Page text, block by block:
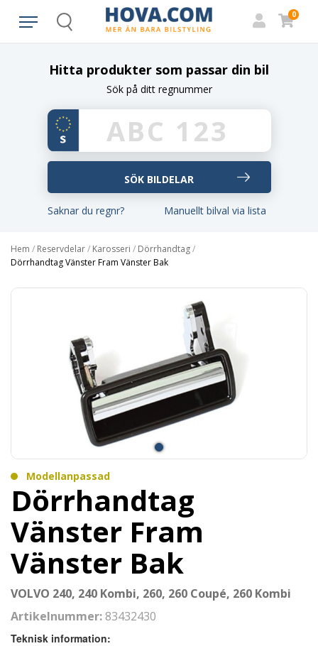
Search
0
Hitta produkter som passar din bil
Sök på ditt regnummer
Saknar du regnr? Manuellt bilval via lista
Hem / Reservdelar/ Karosseri / Dörrhandtag/
Dörrhandtag Vänster Fram Vänster Bak
Modellanpassad
Dörrhandtag
Vänster Fram
Vänster Bak
VOLVO 240, 240 Kombi, 260, 260 Coupé, 260 Kombi
Artikelnummer: 83432430
Teknisk information: